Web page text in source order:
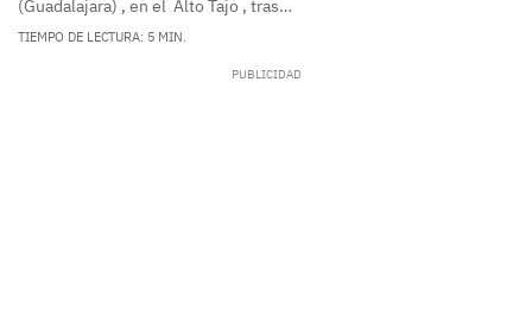
(Guadalajara) , en el Alto Tajo , tras…
TIEMPO DE LECTURA: 5 MIN.